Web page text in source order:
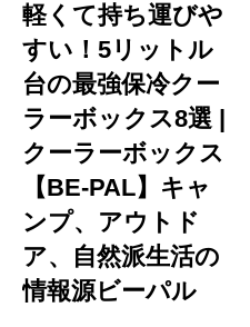
軽くて持ち運びや
すい！5リットル
台の最強保冷クー
ラーボックス8選 |
クーラーボックス
【BE-PAL】キャ
ンプ、アウトド
ア、自然派生活の
情報源ビーパル